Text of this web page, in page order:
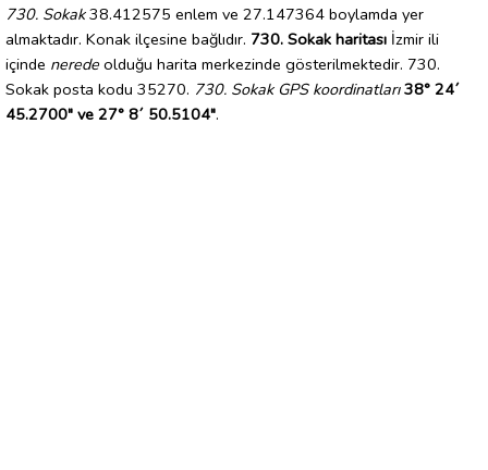
730. Sokak38.412575 enlem ve 27.147364 boylamda yer
almaktadır. Konak ilçesine bağlıdır. 730. Sokak haritası İzmir ili
içinde nerede olduğu harita merkezinde gösterilmektedir. 730.
Sokak posta kodu 35270. 730. Sokak GPS koordinatları 38° 24´
45.2700" ve 27° 8´ 50.5104".